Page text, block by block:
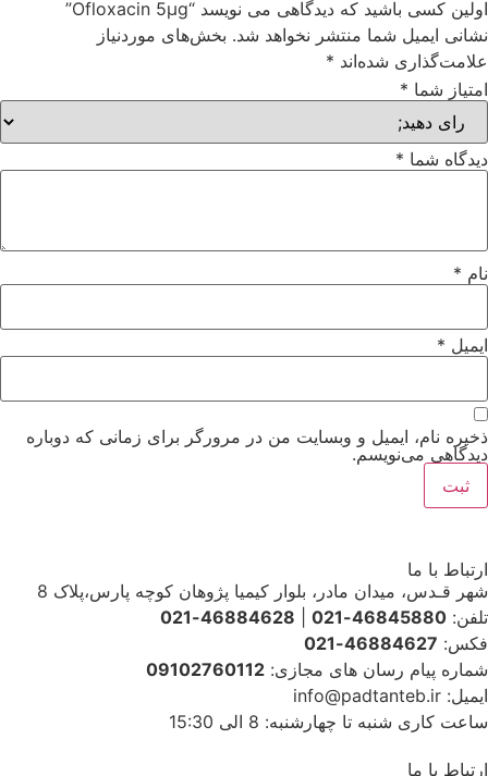
اولین کسی باشید که دیدگاهی می نویسد “Ofloxacin 5μg”
نشانی ایمیل شما منتشر نخواهد شد. بخش‌های موردنیاز
علامت‌گذاری شده‌اند *
امتیاز شما *
دیدگاه شما *
نام *
ایمیل *
ذخیره نام، ایمیل و وبسایت من در مرورگر برای زمانی که دوباره
دیدگاهی می‌نویسم.
ارتباط با ما
شهر قـدس، میدان مادر، بلوار کیمیا پژوهان کوچه پارس،پلاک 8
تلفن: 46845880-021
46884628-021
فکس: 46884627-021
شماره پیام رسان های مجازی: 09102760112
ایمیل: info@padtanteb.ir
ساعت کاری شنبه تا چهارشنبه: 8 الی 15:30
ارتباط با ما